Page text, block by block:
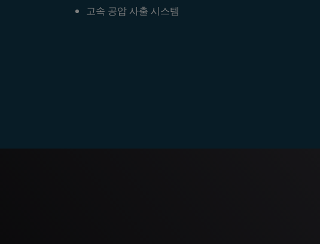
고속 공압 사출 시스템